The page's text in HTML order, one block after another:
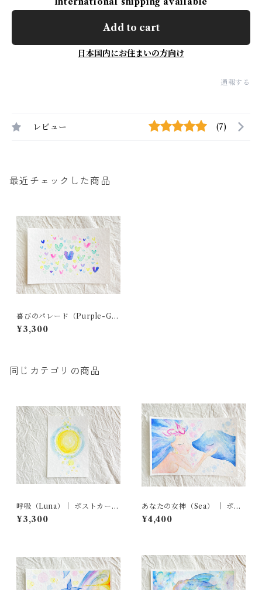
Add to cart
日本国内にお住まいの方向け
通報する
レビュー (7)
最近チェックした商品
喜びのパレード（Purple-Gre
en）｜ ポストカード原画
¥3,300
同じカテゴリの商品
呼吸（Luna）｜ ポストカード
原画
¥3,300
あなたの女神（Sea） ｜ ポス
トカード原画
¥4,400